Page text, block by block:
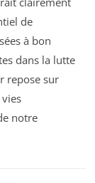
de
à bon
dans la lutte
repose sur
notre